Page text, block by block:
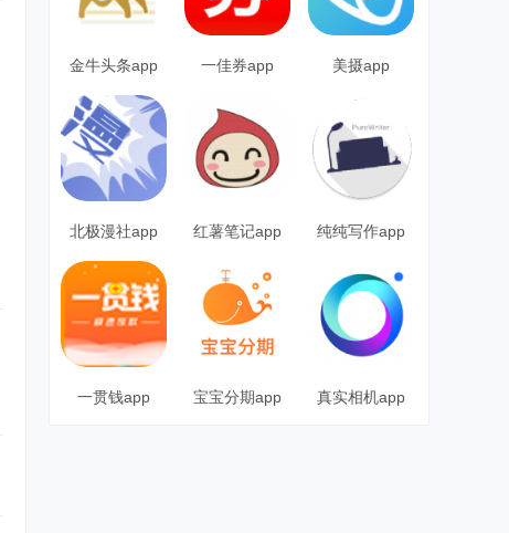
金牛头条app 一佳券app 美摄app
北极漫社app 红薯笔记app 纯纯写作app
一贯钱app 宝宝分期app 真实相机app